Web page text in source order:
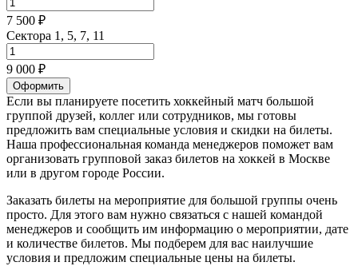
7 500 ₽
Сектора 1, 5, 7, 11
9 000 ₽
Оформить
Если вы планируете посетить хоккейный матч большой
группой друзей, коллег или сотрудников, мы готовы
предложить вам специальные условия и скидки на билеты.
Наша профессиональная команда менеджеров поможет вам
организовать групповой заказ билетов на хоккей в Москве
или в другом городе России.
Заказать билеты на мероприятие для большой группы очень
просто. Для этого вам нужно связаться с нашей командой
менеджеров и сообщить им информацию о мероприятии, дате
и количестве билетов. Мы подберем для вас наилучшие
условия и предложим специальные цены на билеты.